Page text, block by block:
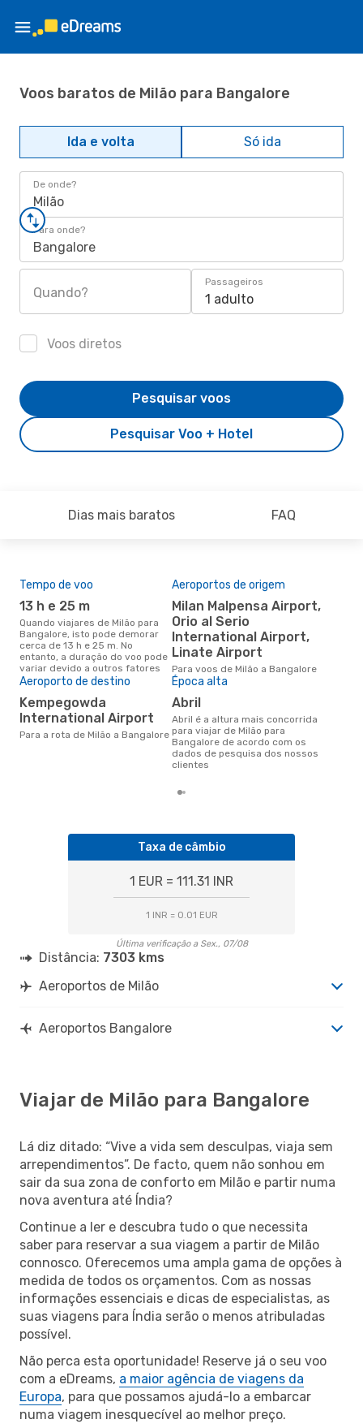
Voos baratos de Milão para Bangalore
Ida e volta Só ida
De onde?
Milão
Para onde?
Bangalore
Quando?
Passageiros
1 adulto
Voos diretos
Pesquisar Voo + Hotel
Pesquisar voos
Dias mais baratos FAQ
Tempo de voo
13 h e 25 m
Quando viajares de Milão para
Bangalore, isto pode demorar
cerca de 13 h e 25 m. No
entanto, a duração do voo pode
variar devido a outros fatores
Aeroportos de origem
Milan Malpensa Airport,
Orio al Serio
International Airport,
Linate Airport
Para voos de Milão a Bangalore
Aeroporto de destino
Kempegowda
International Airport
Para a rota de Milão a Bangalore
Época alta
abril
abril é a altura mais concorrida
para viajar de Milão para
Bangalore de acordo com os
dados de pesquisa dos nossos
clientes
Taxa de câmbio
1 EUR = 111.31 INR
1 INR = 0.01 EUR
Última verificação a Sex., 07/08
Distância: 7303 kms
Aeroportos de Milão
Aeroportos Bangalore
Viajar de Milão para Bangalore
Lá diz ditado: “Vive a vida sem desculpas, viaja sem
arrependimentos”. De facto, quem não sonhou em
sair da sua zona de conforto em Milão e partir numa
nova aventura até Índia?
Continue a ler e descubra tudo o que necessita
saber para reservar a sua viagem a partir de Milão
connosco. Oferecemos uma ampla gama de opções à
medida de todos os orçamentos. Com as nossas
informações essenciais e dicas de especialistas, as
suas viagens para Índia serão o menos atribuladas
possível.
Não perca esta oportunidade! Reserve já o seu voo
com a eDreams, a maior agência de viagens da
Europa, para que possamos ajudá-lo a embarcar
numa viagem inesquecível ao melhor preço.